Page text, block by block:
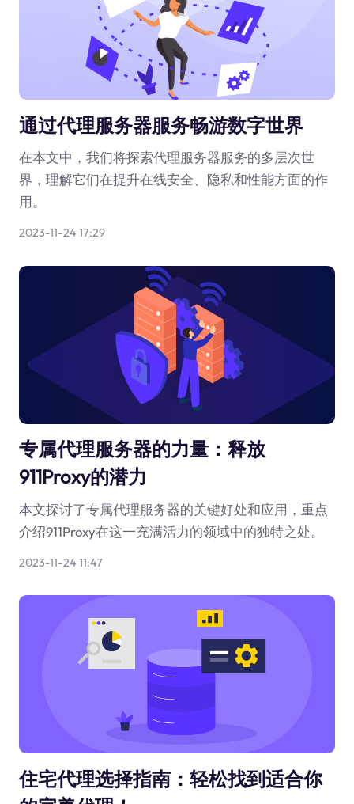
通过代理服务器服务畅游数字世界
在本文中，我们将探索代理服务器服务的多层次世
界，理解它们在提升在线安全、隐私和性能方面的作
用。
2023-11-24 17:29
专属代理服务器的力量：释放
911Proxy的潜力
本文探讨了专属代理服务器的关键好处和应用，重点
介绍911Proxy在这一充满活力的领域中的独特之处。
2023-11-24 11:47
住宅代理选择指南：轻松找到适合你